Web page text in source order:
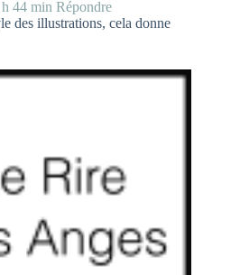
44 min Répondre
des illustrations, cela donne